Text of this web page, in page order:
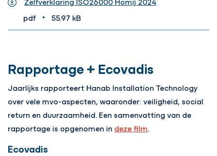
pdf
• 55.97 kB
Rapportage + Ecovadis
Jaarlijks rapporteert Hanab Installation Technology
over vele mvo-aspecten, waaronder: veiligheid, social
return en duurzaamheid. Een samenvatting van de
rapportage is opgenomen in deze film.
Ecovadis